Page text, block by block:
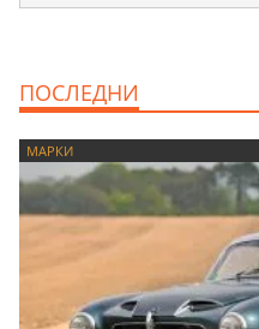
ПОСЛЕДНИ
МАРКИ